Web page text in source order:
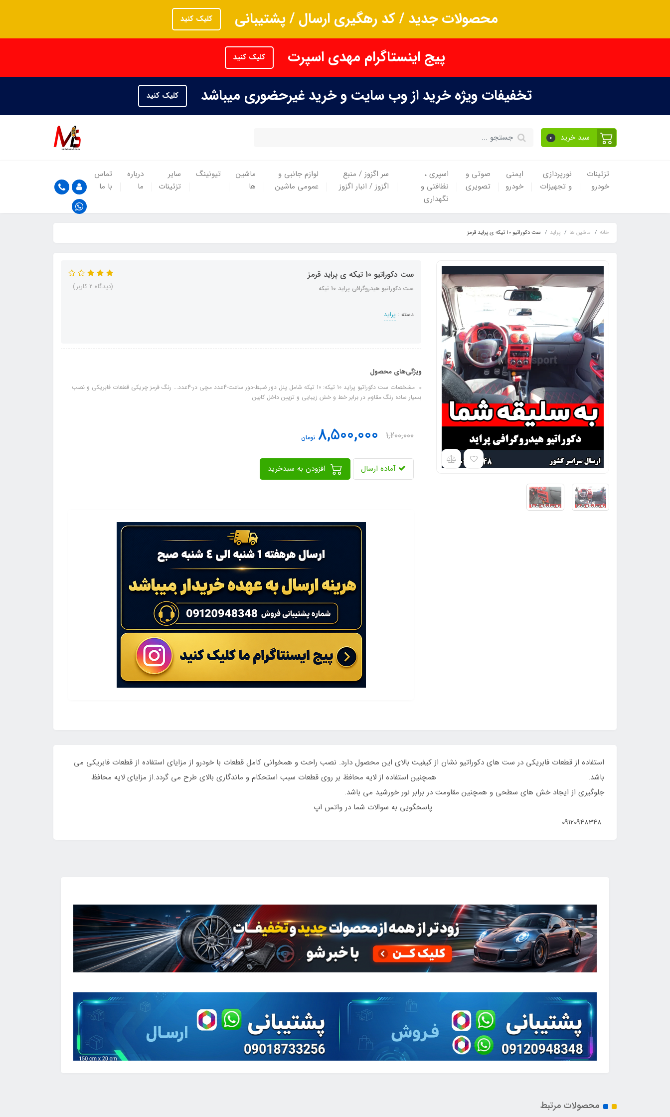
محصولات جدید / کد رهگیری ارسال / پشتیبانی کلیک کنید
پیج اینستاگرام مهدی اسپرت کلیک کنید
تخفیفات ویژه خرید از وب سایت و خرید غیرحضوری میباشد کلیک کنید
سبد خرید 0
تزئینات
خودرو
نورپردازی
و تجهیزات
ایمنی
خودرو
صوتی و
تصویری
اسپری ،
نظافتی و
نگهداری
سر اگزوز / منبع
اگزوز / انبار اگزوز
لوازم جانبی و
عمومی ماشین
ماشین
ها
تیونینگ
سایر
تزئینات
درباره
ما
تماس
با ما
خانه ماشین ها پراید ست دکوراتیو 10 تیکه ی پراید قرمز
ست دکوراتیو 10 تیکه ی پراید قرمز
ست دکوراتیو هیدروگرافی پراید 10 تیکه
دسته : پراید
(دیدگاه 2 کاربر)
ویژگی‌های محصول
مشخصات ست دکوراتیو پراید 10 تیکه: 10 تیکه شامل پنل دور ضبط-دور ساعت-4عدد مچی در-4عدد... رنگ قرمز چریکی قطعات فابریکی و نصب
بسیار ساده رنگ مقاوم در برابر خط و خش زیبایی و تزیین داخل کابین
1,200,000
8,500,000 تومان
آماده ارسال
استفاده از قطعات فابریکی در ست های دکوراتیو نشان از کیفیت بالای این محصول دارد. نصب راحت و همخوانی کامل قطعات با خودرو از مزایای استفاده از قطعات فابریکی می
باشد. همچنین استفاده از لایه محافظ بر روی قطعات سبب استحکام و ماندگاری بالای طرح می گردد.از مزایای لایه محافظ
جلوگیری از ایجاد خش های سطحی و همچنین مقاومت در برابر نور خورشید می باشد.
پاسخگویی به سوالات شما در واتس اپ
محصولات مرتبط